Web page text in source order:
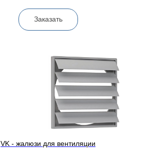
Заказать
VK - жалюзи для вентиляции